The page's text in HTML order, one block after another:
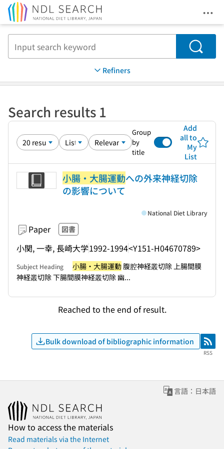
Search
Refiners
Search results 1
Group
by
title
Add
all to
My
List
小腸・大腸運動への外来神経切除
の影響について
Paper 図書
小関, 一幸, 長崎大学1992-1994<Y151-H04670789>
National Diet Library
Subject Heading 小腸・大腸運動腹腔神経叢切除 上腸間膜
神経叢切除 下腸間膜神経叢切除 幽...
Reached to the end of result.
Bulk download of bibliographic information RSS
RSS
言語：日本語
How to access the materials
Read materials via the Internet